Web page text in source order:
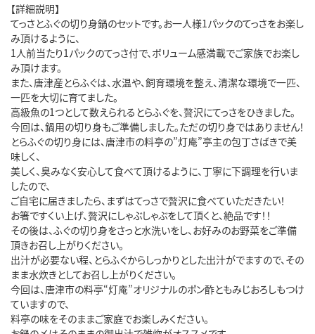
【詳細説明】
てっさとふぐの切り身鍋のセットです。お一人様1パックのてっさをお楽し
み頂けるように、
1人前当たり1パックのてっさ付で、ボリューム感満載でご家族でお楽し
み頂けます。
また、唐津産とらふぐは、水温や、飼育環境を整え、清潔な環境で一匹、
一匹を大切に育てました。
高級魚の1つとして数えられるとらふぐを、贅沢にてっさをひきました。
今回は、鍋用の切り身もご準備しました。ただの切り身ではありません！
とらふぐの切り身には、唐津市の料亭の”灯庵”亭主の包丁さばきで美
味しく、
美しく、臭みなく安心して食べて頂けるように、丁寧に下調理を行いま
したので、
ご自宅に届きましたら、まずはてっさで贅沢に食べていただきたい！
お箸ですくい上げ、贅沢にしゃぶしゃぶをして頂くと、絶品です！！
その後は、ふぐの切り身をさっと水洗いをし、お好みのお野菜をご準備
頂きお召し上がりください。
出汁が必要ない程、とらふぐからしっかりとした出汁がでますので、その
まま水炊きとしてお召し上がりください。
今回は、唐津市の料亭“灯庵”オリジナルのポン酢ともみじおろしもつけ
ていますので、
料亭の味をそのままご家庭でお楽しみください。